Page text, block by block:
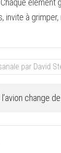
élément
invite à grimper,
change